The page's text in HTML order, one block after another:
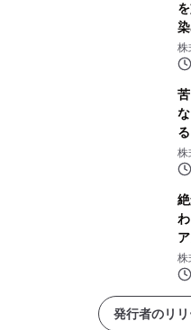
株
株
株
発行者のリ